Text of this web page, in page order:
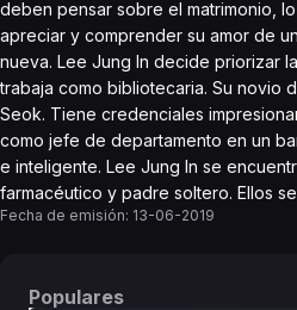
deben pensar sobre el matrimonio,
apreciar y comprender su amor de
nueva. Lee Jung In decide priorizar
trabaja como bibliotecaria. Su novio
Seok. Tiene credenciales
como jefe de departamento en un
e inteligente. Lee Jung In se
farmacéutico y padre soltero. Ellos
Fecha de emisión: 13-06-2019
Populares